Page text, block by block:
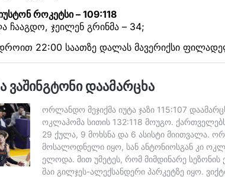
როკეტსი – 109:118
ჩააგდო, ჯეილენ გრინმა – 34;
22:00 საათზე დალას მავერიქსი